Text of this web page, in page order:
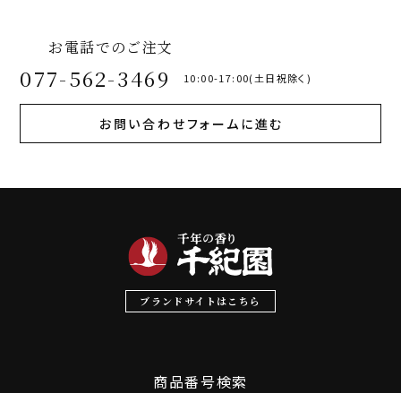
お電話でのご注文
077-562-3469 10:00-17:00(土日祝除く)
お問い合わせフォームに進む
ブランドサイトはこちら
商品番号検索